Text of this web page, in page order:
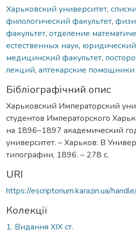
Харьковский университет,
филологический факультет,
факультет, отделение
естественных наук,
медицинский факультет,
лекций, аптекарские помощники
Бібліографічний опис
Харьковский Императорский
студентов Императорского
на 1896–1897 академический
университет. – Харьков: В
типографии, 1896. – 278 с.
URI
https://escriptorium.karazin.ua/
Колекції
1. Видання ХІХ ст.